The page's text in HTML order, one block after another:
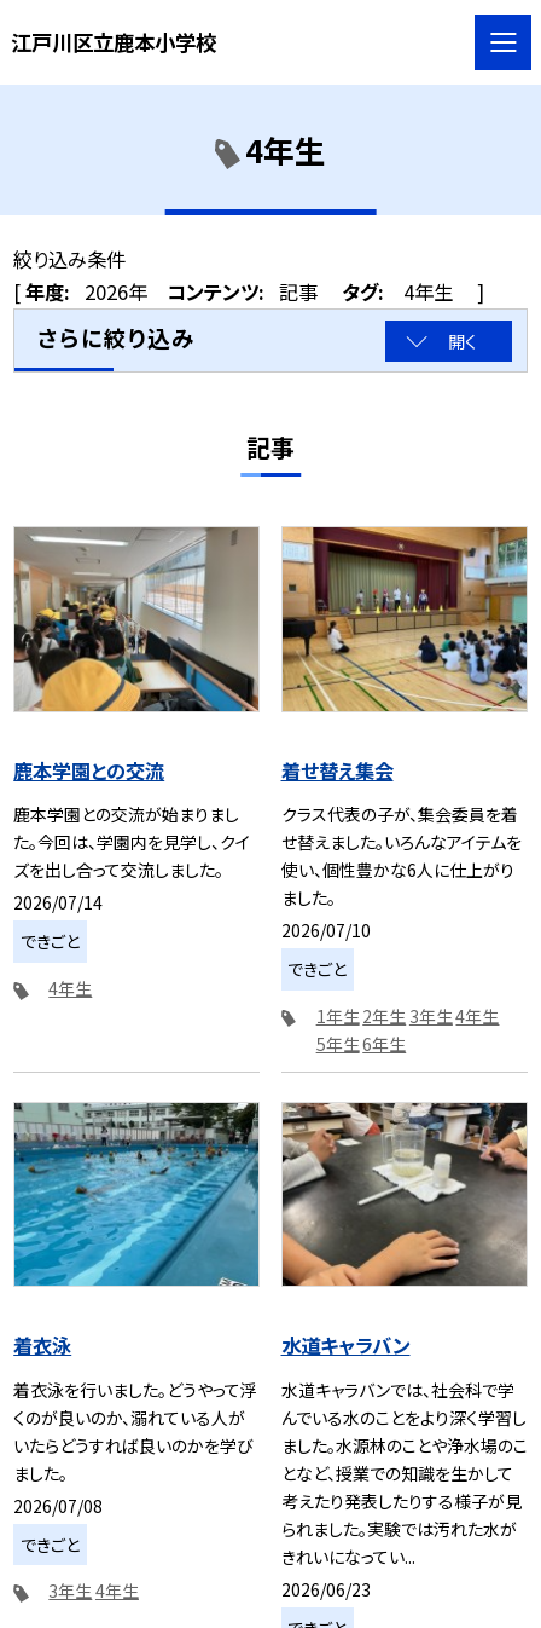
江戸川区立鹿本小学校
4年生
絞り込み条件
[年度: 2026年 コンテンツ: 記事 タグ: 4年生 ]
さらに絞り込み 開く
記事
鹿本学園との交流
鹿本学園との交流が始まりまし
た。今回は、学園内を見学し、クイ
ズを出し合って交流しました。
2026/07/14
できごと
4年生
着せ替え集会
クラス代表の子が、集会委員を着
せ替えました。いろんなアイテムを
使い、個性豊かな6人に仕上がり
ました。
2026/07/10
できごと
1年生 2年生 3年生4年生
5年生6年生
着衣泳
着衣泳を行いました。どうやって浮
くのが良いのか、溺れている人が
いたらどうすれば良いのかを学び
ました。
2026/07/08
できごと
3年生4年生
水道キャラバン
水道キャラバンでは、社会科で学
んでいる水のことをより深く学習し
ました。水源林のことや浄水場のこ
となど、授業での知識を生かして
考えたり発表したりする様子が見
られました。実験では汚れた水が
きれいになってい...
2026/06/23